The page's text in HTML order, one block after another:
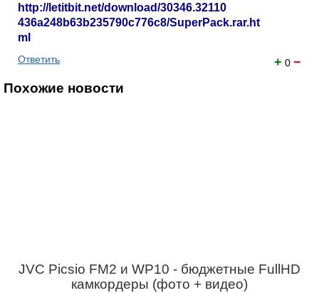
http://letitbit.net/download/30346.32110
436a248b63b235790c776c8/SuperPack.rar.ht
ml
+ 0 −
Ответить
Похожие новости
JVC Picsio FM2 и WP10 - бюджетные FullHD
камкордеры (фото + видео)